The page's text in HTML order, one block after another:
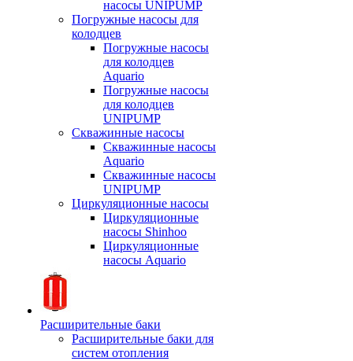
насосы UNIPUMP
Погружные насосы для
колодцев
Погружные насосы
для колодцев
Aquario
Погружные насосы
для колодцев
UNIPUMP
Скважинные насосы
Скважинные насосы
Aquario
Скважинные насосы
UNIPUMP
Циркуляционные насосы
Циркуляционные
насосы Shinhoo
Циркуляционные
насосы Aquario
Расширительные баки
Расширительные баки для
систем отопления